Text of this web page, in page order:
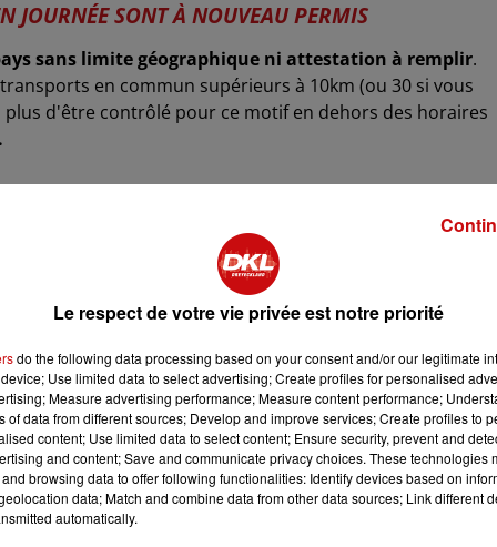
JOURNÉE SONT À NOUVEAU PERMIS
sans limite géographique ni attestation à remplir.
en commun supérieurs à 10km (ou 30 si vous
d'être contrôlé pour ce motif en dehors des horaires
après les 2 semaines de vacances de Pâques,
, avec une alternance de classes en présentiel et en
sauf pour les élèves de 4e et 3e des 15 départements
en demi-jauge.
le couvre-feu entre 19 heures et 6 heures reste en
ses déplacements sur cette période horaire. Les
médicale, garde d'enfants, assistance à un proche
Le respect de votre vie privée est notre priorité
do the following data processing based on your consent and/or our legitimate
Use limited data to select advertising; Create profiles for personalised
Measure advertising performance; Measure content performance;
of data from different sources; Develop and improve services; Create profiles to
content; Use limited data to select content; Ensure security, prevent and
and content; Save and communicate privacy choices. These technologies
browsing data to offer following functionalities: Identify devices based on
data; Match and combine data from other data sources; Link different
automatically.